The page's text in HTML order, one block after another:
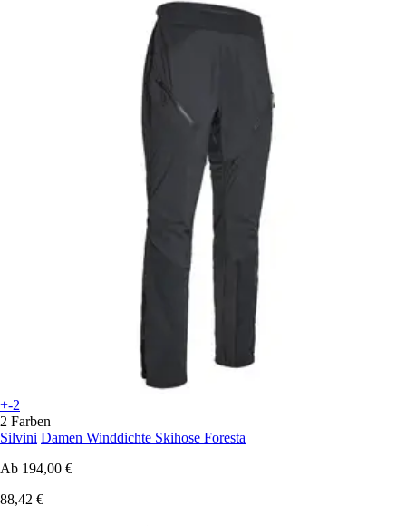
+-2
2 Farben
Silvini Damen Winddichte Skihose Foresta
Ab 194,00 €
88,42 €